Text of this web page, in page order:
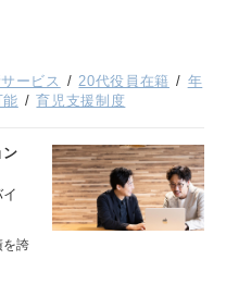
ービス 20代役員在籍
年
能 育児支援制度
ン
を誇